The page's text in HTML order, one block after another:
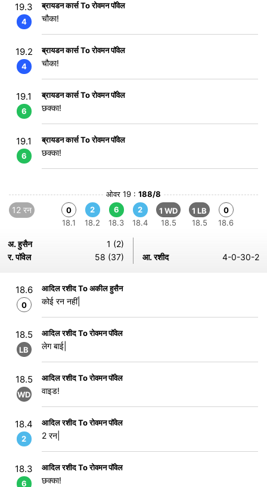
19.3
4
ब्रायडन कार्स To रोवमन पॉवेल
चौका!
19.2
4
ब्रायडन कार्स To रोवमन पॉवेल
चौका!
19.1
6
ब्रायडन कार्स To रोवमन पॉवेल
छक्का!
19.1
6
ब्रायडन कार्स To रोवमन पॉवेल
छक्का!
ओवर 19 : 188/8
12 रन
0
18.1
2
18.2
6
18.3
2
18.4
1 WD
18.5
1 LB
18.5
0
18.6
अ. हुसैन
1 (2)
र. पॉवेल
58 (37) आ. रशीद 4-0-30-2
18.6
0
आदिल रशीद To अकील हुसैन
कोई रन नहीं|
18.5
LB
आदिल रशीद To रोवमन पॉवेल
लेग बाई|
18.5
WD
आदिल रशीद To रोवमन पॉवेल
वाइड!
18.4
2
आदिल रशीद To रोवमन पॉवेल
2 रन|
18.3
6
आदिल रशीद To रोवमन पॉवेल
छक्का!